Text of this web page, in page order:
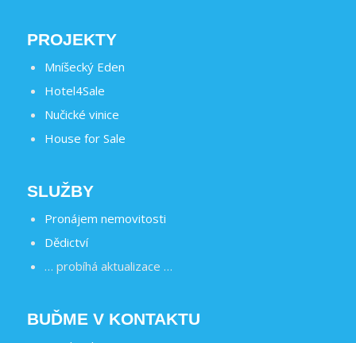
PROJEKTY
Mníšecký Eden
Hotel4Sale
Nučické vinice
House for Sale
SLUŽBY
Pronájem nemovitosti
Dědictví
… probíhá aktualizace …
BUĎME V KONTAKTU